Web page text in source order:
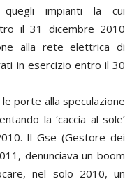
impianti la cui
il 31 dicembre 2010
alla rete elettrica di
in esercizio entro il 30
porte alla speculazione
la ‘caccia al sole’
Il Gse (Gestore dei
denunciava un boom
nel solo 2010, un